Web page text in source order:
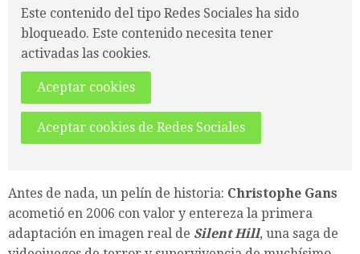
Este contenido del tipo Redes Sociales ha sido
bloqueado. Este contenido necesita tener
activadas las cookies.
Aceptar cookies
Aceptar cookies de Redes Sociales
Antes de nada, un pelín de historia: Christophe Gans
acometió en 2006 con valor y entereza la primera
adaptación en imagen real de Silent Hill, una saga de